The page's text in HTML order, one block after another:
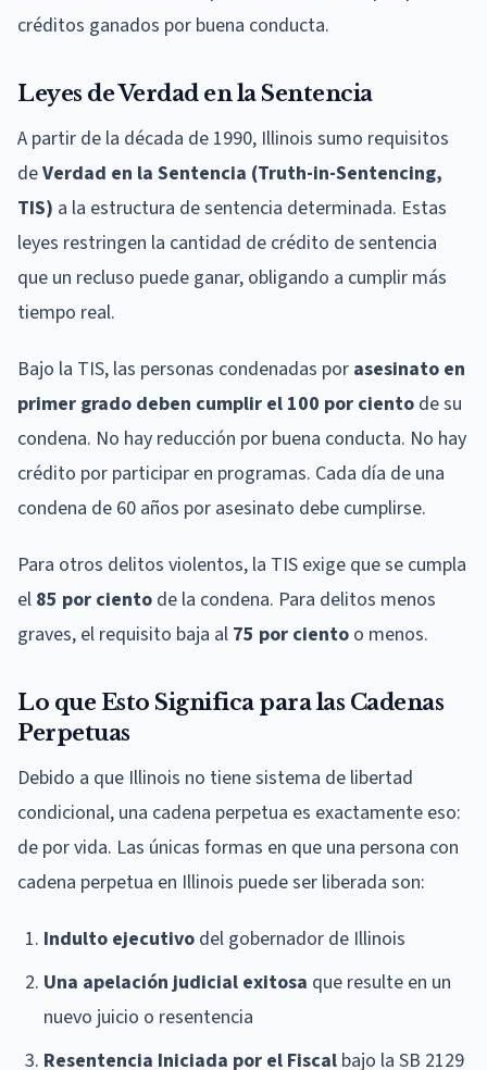
créditos ganados por buena conducta.
Leyes de Verdad en la Sentencia
A partir de la década de 1990, Illinois sumo requisitos
deVerdad en la Sentencia (Truth-in-Sentencing,
TIS) a la estructura de sentencia determinada. Estas
leyes restringen la cantidad de crédito de sentencia
que un recluso puede ganar, obligando a cumplir más
tiempo real.
Bajo la TIS, las personas condenadas por asesinato en
primer grado deben cumplir el 100 por ciento de su
condena. No hay reducción por buena conducta. No hay
crédito por participar en programas. Cada día de una
condena de 60 años por asesinato debe cumplirse.
Para otros delitos violentos, la TIS exige que se cumpla
el 85 por ciento de la condena. Para delitos menos
graves, el requisito baja al 75 por ciento o menos.
Lo que Esto Significa para las Cadenas
Perpetuas
Debido a que Illinois no tiene sistema de libertad
condicional, una cadena perpetua es exactamente eso:
de por vida. Las únicas formas en que una persona con
cadena perpetua en Illinois puede ser liberada son:
Indulto ejecutivo del gobernador de Illinois
Una apelación judicial exitosa que resulte en un
nuevo juicio o resentencia
Resentencia Iniciada por el Fiscal bajo la SB 2129